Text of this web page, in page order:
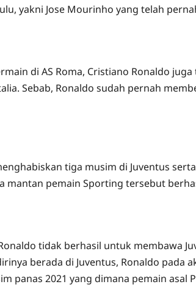
yakni Jose Mourinho yang telah
di AS Roma, Cristiano Ronaldo
Sebab, Ronaldo sudah pernah
tiga musim di Juventus
mantan pemain Sporting tersebut
tidak berhasil untuk membawa
berada di Juventus, Ronaldo pada
panas 2021 yang dimana pemain